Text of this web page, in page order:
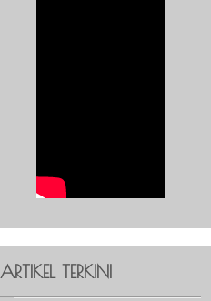
ARTIKEL TERKINI